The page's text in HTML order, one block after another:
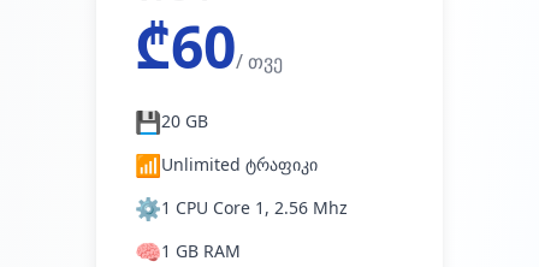
₾60/ თვე
💾20 GB
📶Unlimited ტრაფიკი
⚙️1 CPU Core 1, 2.56 Mhz
🧠1 GB RAM